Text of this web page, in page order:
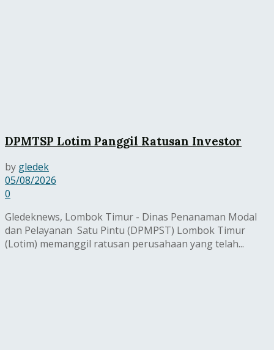
DPMTSP Lotim Panggil Ratusan Investor
by gledek
05/08/2026
0
Gledeknews, Lombok Timur - Dinas Penanaman Modal
dan Pelayanan Satu Pintu (DPMPST) Lombok Timur
(Lotim) memanggil ratusan perusahaan yang telah...